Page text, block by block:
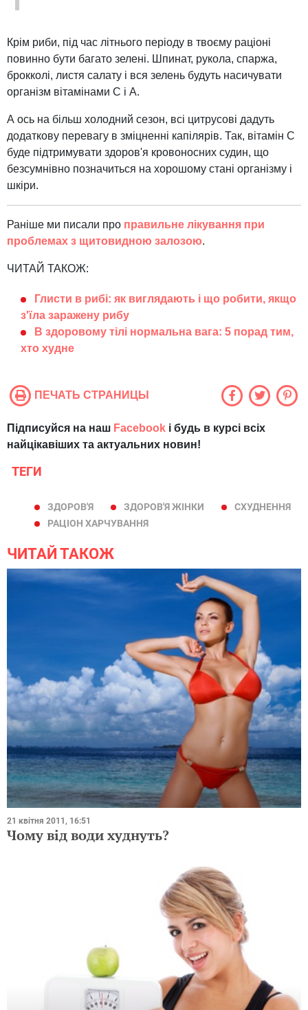
Крім риби, під час літнього періоду в твоєму раціоні
повинно бути багато зелені. Шпинат, рукола, спаржа,
брокколі, листя салату і вся зелень будуть насичувати
організм вітамінами С і А.
А ось на більш холодний сезон, всі цитрусові дадуть
додаткову перевагу в зміцненні капілярів. Так, вітамін С
буде підтримувати здоров'я кровоносних судин, що
безсумнівно позначиться на хорошому стані організму і
шкіри.
Раніше ми писали про правильне лікування при
проблемах з щитовидною залозою.
ЧИТАЙ ТАКОЖ:
Глисти в рибі: як виглядають і що робити, якщо
з'їла заражену рибу
В здоровому тілі нормальна вага: 5 порад тим,
хто худне
ПЕЧАТЬ СТРАНИЦЫ
Підписуйся на наш Facebook і будь в курсі всіх
найцікавіших та актуальних новин!
ТЕГИ
ЗДОРОВ'Я ЗДОРОВ'Я ЖІНКИ
СХУДНЕННЯ
РАЦІОН ХАРЧУВАННЯ
ЧИТАЙ ТАКОЖ
21 квітня 2011, 16:51
Чому від води худнуть?